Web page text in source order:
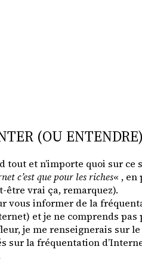
(OU
tout et n’importe quoi sur
c’est que pour les riches« , en
être vrai ça, remarquez).
vous informer de la
et je ne comprends
je me renseignerais sur
sur la fréquentation